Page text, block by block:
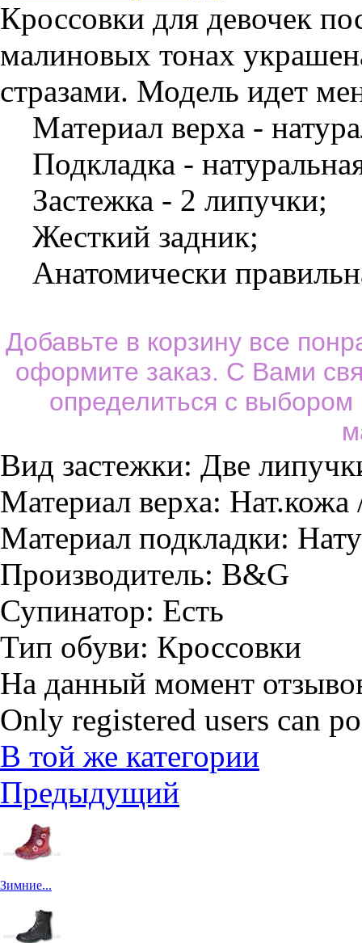
Кроссовки для девочек
малиновых тонах
стразами. Модель идет
Материал верха -
Подкладка -
Застежка - 2 липучки;
Жесткий задник;
Анатомически
Добавьте в корзину все
оформите заказ. С Вами
определиться с
Вид застежки: Две
Материал верха: Нат.кожа
Материал подкладки:
Производитель: B&G
Супинатор: Есть
Тип обуви: Кроссовки
На данный момент
Only registered users can
В той же категории
Предыдущий
Зимние...